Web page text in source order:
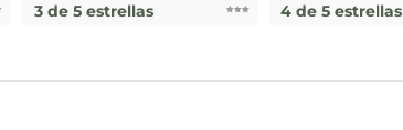
3 de 5 estrellas 4 de 5 estrellas